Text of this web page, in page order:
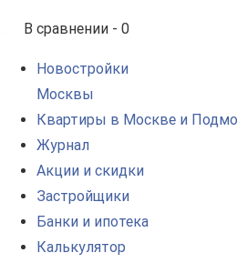
В сравнении - 0
Новостройки
Москвы
Квартиры в Москве и
Журнал
Акции и скидки
Застройщики
Банки и ипотека
Калькулятор